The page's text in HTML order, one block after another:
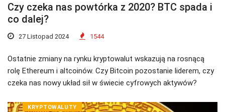
Czy czeka nas powtórka z 2020? BTC spada i
co dalej?
27 Listopad 2024 1544
Ostatnie zmiany na rynku kryptowalut wskazują na rosnącą
rolę Ethereum i altcoinów. Czy Bitcoin pozostanie liderem, czy
czeka nas nowy układ sił w świecie cyfrowych aktywów?
KRYPTOWALUTY